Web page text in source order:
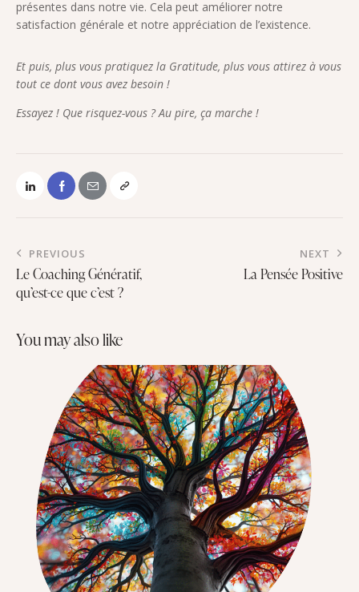
présentes dans notre vie. Cela peut améliorer notre
satisfaction générale et notre appréciation de l’existence.
Et puis, plus vous pratiquez la Gratitude, plus vous attirez à vous
tout ce dont vous avez besoin !
Essayez ! Que risquez-vous ? Au pire, ça marche !
PREVIOUS
Le Coaching Génératif,
qu’est-ce que c’est ?
NEXT
La Pensée Positive
you may also like